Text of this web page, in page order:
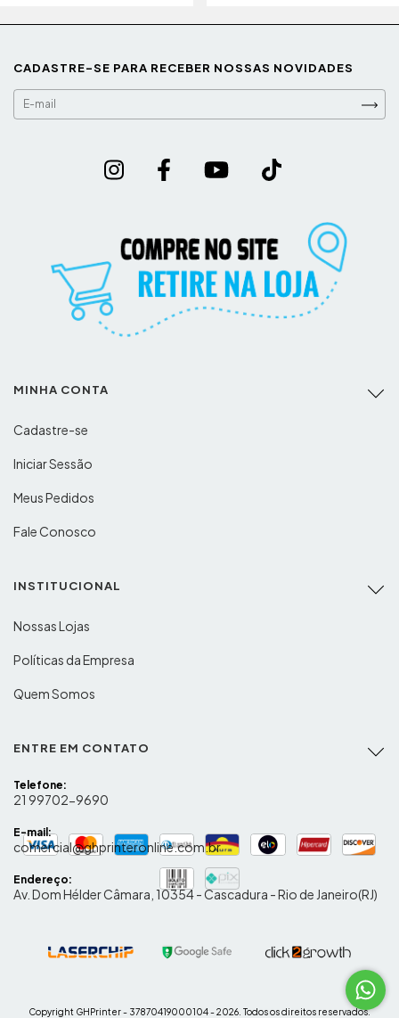
CADASTRE-SE PARA RECEBER NOSSAS NOVIDADES
MINHA CONTA
Cadastre-se
Iniciar Sessão
Meus Pedidos
Fale Conosco
INSTITUCIONAL
Nossas Lojas
Políticas da Empresa
Quem Somos
ENTRE EM CONTATO
Telefone:
21 99702-9690
E-mail:
comercial@ghprinteronline.com.br
Endereço:
Av. Dom Hélder Câmara, 10354 - Cascadura - Rio de Janeiro(RJ)
Copyright GHPrinter - 37870419000104 - 2026. Todos os direitos reservados.